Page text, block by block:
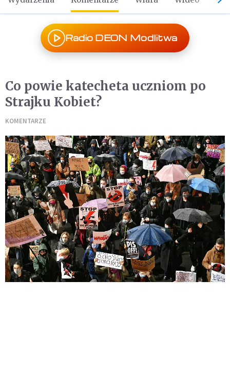
Radio DEON Modlitwa
Co powie katecheta uczniom po
Strajku Kobiet?
KOMENTARZE